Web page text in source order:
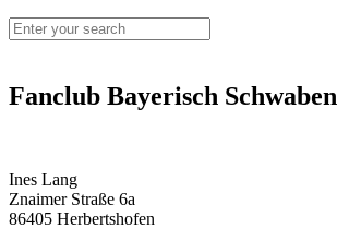
Fanclub Bayerisch Schwaben
Ines Lang
Znaimer Straße 6a
86405 Herbertshofen